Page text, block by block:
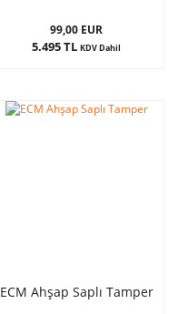
99,00 EUR
5.495 TL KDV Dahil
ECM Ahşap Saplı Tamper